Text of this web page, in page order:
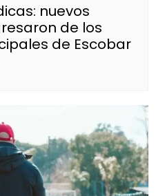
nuevos
de los
de Escobar